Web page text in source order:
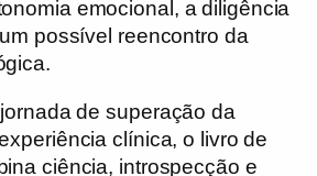
emocional, a diligência
possível reencontro da
de superação da
clínica, o livro de
ciência, introspecção e